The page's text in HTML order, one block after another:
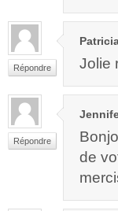
Répondre Jolie
Répondre
de